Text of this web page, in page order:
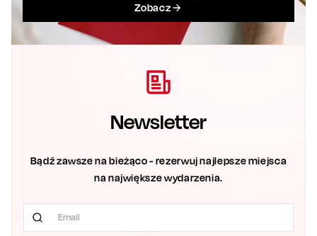
Zobacz
Newsletter
Bądź zawsze na bieżąco - rezerwuj najlepsze miejsca
na największe wydarzenia.